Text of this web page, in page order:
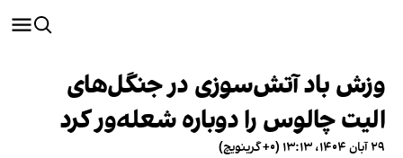
وزش باد آتش‌سوزی در جنگل‌های
الیت چالوس را دوباره شعله‌ور کرد
۲۹ آبان ۱۴۰۴، ۱۳:۱۳ (‎+۰ گرینویچ)